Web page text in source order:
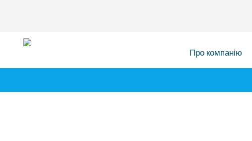
Про компанію